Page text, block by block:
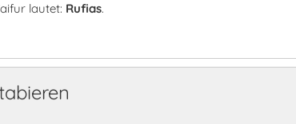
lautet: Rufias.